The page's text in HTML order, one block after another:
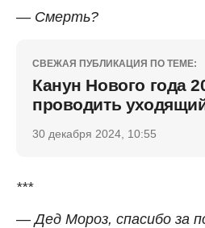
— Смерть?
СВЕЖАЯ ПУБЛИКАЦИЯ ПО ТЕМЕ:
Канун Нового года
проводить
30 декабря 2024, 10:55
***
— Дед Мороз, спасибо за